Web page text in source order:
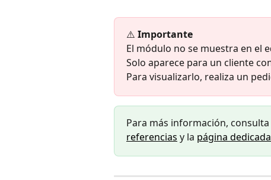
⚠️ Importante
El módulo no se muestra en el
Solo aparece para un cliente
Para visualizarlo, realiza un
Para más información, consulta
referencias y la página